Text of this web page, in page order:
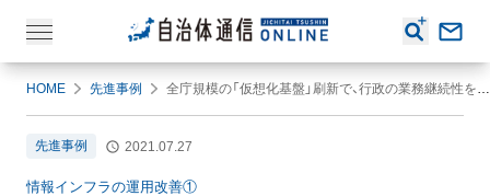
HOME 先進事例 全庁規模の「仮想化基盤」刷新で、行政の業務継続性を飛躍的に高める
先進事例 2021.07.27
情報インフラの運用改善①